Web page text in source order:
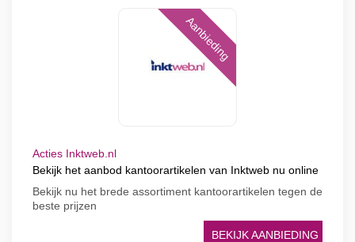
Aanbieding
Acties Inktweb.nl
Bekijk het aanbod kantoorartikelen van Inktweb nu online
Bekijk nu het brede assortiment kantoorartikelen tegen de
beste prijzen
BEKIJK AANBIEDING